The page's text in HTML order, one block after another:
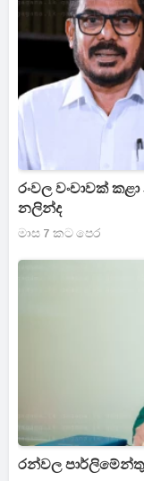
රංවල වංචාවක්
නලින්ද
මාස 7 කට පෙර
රන්වල